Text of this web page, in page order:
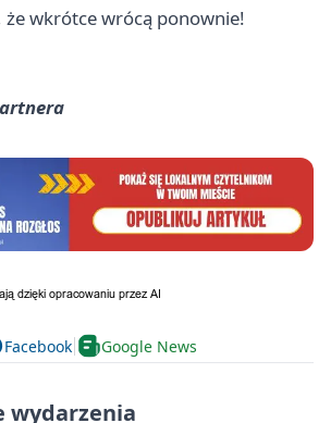
wkrótce wrócą ponownie!
Facebook Google News
wydarzenia